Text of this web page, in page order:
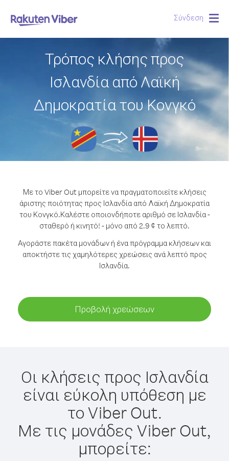
Σύνδεση
Τρόπος κλήσης προς
Ισλανδία από Λαϊκή
Δημοκρατία του Κονγκό
Με το Viber Out μπορείτε να πραγματοποιείτε κλήσεις
άριστης ποιότητας προς Ισλανδία από Λαϊκή Δημοκρατία
του Κονγκό.Καλέστε οποιονδήποτε αριθμό σε Ισλανδία -
σταθερό ή κινητό! - μόνο από 2.9 ¢ το λεπτό.
Αγοράστε πακέτα μονάδων ή ένα πρόγραμμα κλήσεων και
αποκτήστε τις χαμηλότερες χρεώσεις ανά λεπτό προς
Ισλανδία.
Προβολή χρεώσεων
Οι κλήσεις προς Ισλανδία
είναι εύκολη υπόθεση με
το Viber Out.
Με τις μονάδες Viber Out,
μπορείτε: